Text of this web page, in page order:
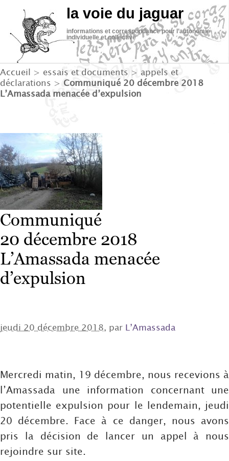
la voie du jaguar
informations et correspondance pour l’autonomie
individuelle et collective
Accueil > essais et documents > appels et
déclarations > Communiqué 20 décembre 2018
L’Amassada menacée d’expulsion
Communiqué
20 décembre 2018
L’Amassada menacée
d’expulsion
jeudi 20 décembre 2018, par L’Amassada
Mercredi matin, 19 décembre, nous recevions à
l’Amassada une information concernant une
potentielle expulsion pour le lendemain, jeudi
20 décembre. Face à ce danger, nous avons
pris la décision de lancer un appel à nous
rejoindre sur site.